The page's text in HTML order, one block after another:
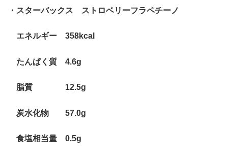
・スターバックス ストロベリーフラペチーノ
エネルギー 358kcal
たんぱく質 4.6g
脂質 12.5g
炭水化物 57.0g
食塩相当量 0.5g